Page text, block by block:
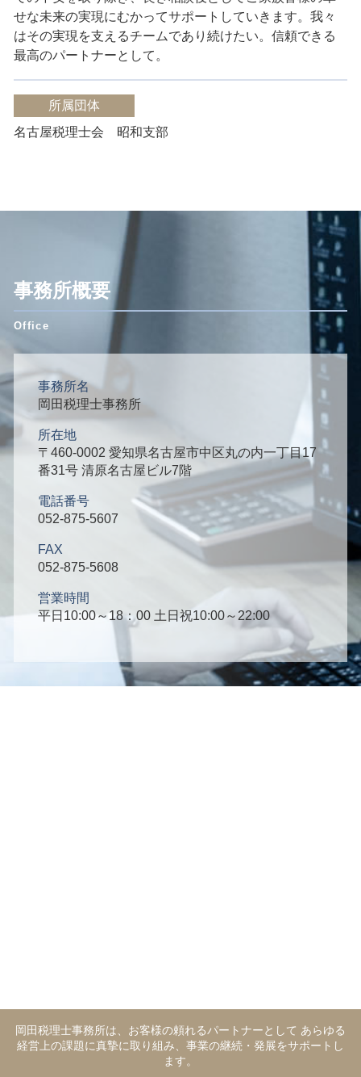
せな未来の実現にむかってサポートしていきます。 我々
はその実現を支えるチームであり続けたい。 信頼できる
最高のパートナーとして。
所属団体
名古屋税理士会 昭和支部
事務所概要
事務所名
岡田税理士事務所
所在地
〒460-0002 愛知県名古屋市中区丸の内一丁目17
番31号 清原名古屋ビル7階
電話番号
052-875-5607
FAX
052-875-5608
営業時間
平日10:00～18：00 土日祝10:00～22:00
岡田税理士事務所は、お客様の頼れるパートナーとして あらゆる
経営上の課題に真摯に取り組み、事業の継続・発展をサポートし
ます。